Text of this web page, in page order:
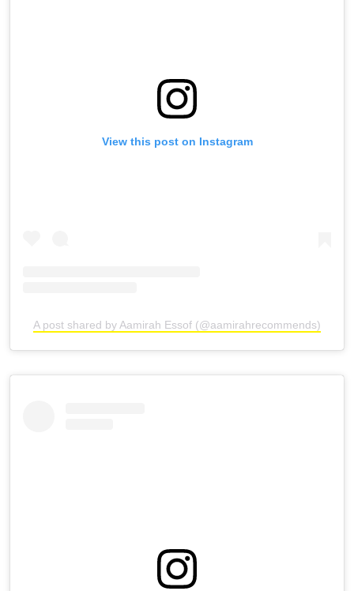
View this post on Instagram
A post shared by Aamirah Essof (@aamirahrecommends)